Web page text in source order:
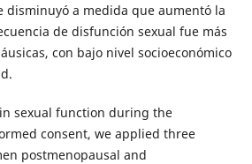
disminuyó a medida que aumentó la
de disfunción sexual fue más
con bajo nivel socioeconómico
sexual function during the
consent, we applied three
postmenopausal and